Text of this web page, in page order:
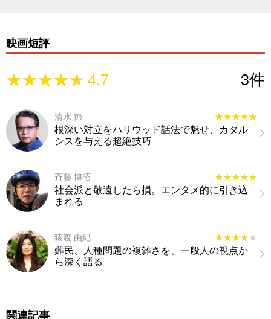
映画短評
★★★★★
★★★★★4.7 3件
清水 節 ★★★★★
★★★★★
根深い対立をハリウッド話法で魅せ、カタル
シスを与える超絶技巧
斉藤 博昭 ★★★★★
★★★★★
社会派と敬遠したら損。エンタメ的に引き込
まれる
猿渡 由紀 ★★★★★
★★★★★
難民、人種問題の複雑さを、一般人の視点か
ら深く語る
関連記事